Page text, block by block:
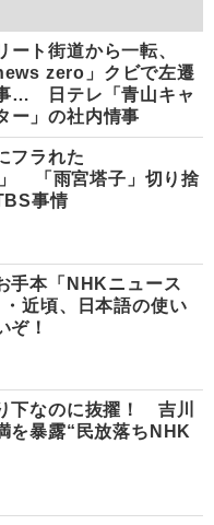
ート街道から一転、
zero」クビで左遷
… 日テレ「青山キャ
ー」の社内情事
フラれた
」 「雨宮塔子」切り捨
事情
手本「NHKニュース
近頃、日本語の使い
ぞ！
下なのに抜擢！ 吉川
を暴露“民放落ちNHK